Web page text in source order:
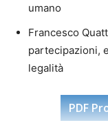
umano
Francesco
partecipazioni,
legalità
PDF